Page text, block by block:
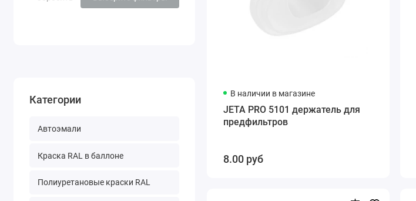
Категории
Автоэмали
Краска RAL в баллоне
Полиуретановые краски RAL
В наличии в магазине
JETA PRO 5101 держатель для
предфильтров
8.00 руб